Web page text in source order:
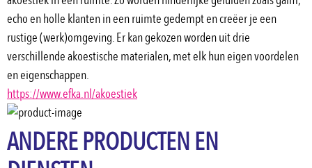
echo en holle klanten in een ruimte gedempt en creëer je een
rustige (werk)omgeving. Er kan gekozen worden uit drie
verschillende akoestische materialen, met elk hun eigen voordelen
en eigenschappen.
https://www.efka.nl/akoestiek
ANDERE PRODUCTEN EN